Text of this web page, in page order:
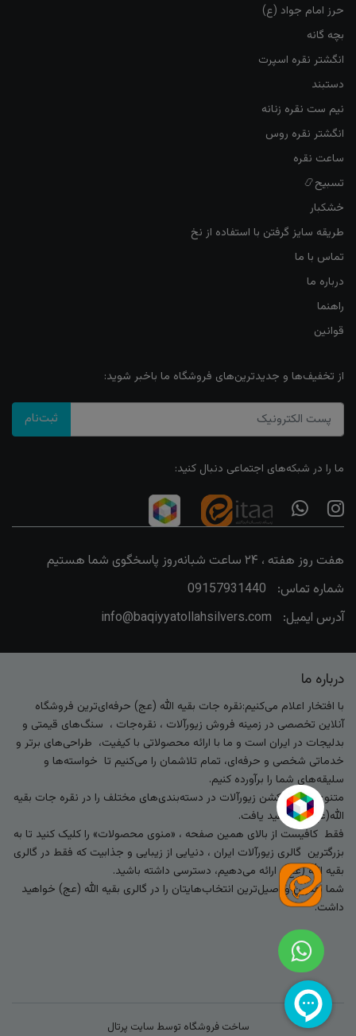
حرز امام جواد (ع)
بچه گانه
انگشتر نقره اسپرت
دستبند
نیم ست نقره زنانه
انگشتر نقره روس
ساعت نقره
تسبیح📿
خشکبار
طریقه سایز گرفتن با استفاده از نخ
تماس با ما
درباره ما
راهنما
قوانین
از تخفیف‌ها و جدیدترین‌های فروشگاه ما باخبر شوید:
ثبت‌نام
ما را در شبکه‌های اجتماعی دنبال کنید:
هفت روز هفته ، ۲۴ ساعت شبانه‌روز پاسخگوی شما هستیم
شماره تماس:
09157931440
آدرس ایمیل:
info@baqiyyatollahsilvers.com
درباره ما
با افتخار اعلام می‌کنیم:نقره جات بقیه الله (عج) حرفه‌ای‌ترین فروشگاه
آنلاین تخصصی در زمینه فروش زیورآلات ، نقره‌جات ، سنگ‌های قیمتی و
بدلیجات در ایران است و ما با ارائه محصولاتی با کیفیت، طراحی‌های برتر و
خدماتی شخصی و حرفه‌ای، تمام تلاشمان را می‌کنیم تا خواسته‌ها و
سلیقه‌های شما را برآورده کنیم.
متنوع‌ترین کالکشن زیورآلات در دسته‌بندی‌های مختلف را در نقره جات بقیه
الله(عج) خواهید یافت.
فقط کافیست از بالای همین صفحه ، «منوی محصولات» را کلیک کنید تا به
بزرگترین گالری زیورآلات ایران ، دنیایی از زیبایی و جذابیت که فقط در گالری
بقیه الله (عج) ارائه می‌دهیم، دسترسی داشته باشید.
شما بهترین و اصیل‌ترین انتخاب‌هایتان را در گالری بقیه الله (عج) خواهید
داشت.
ساخت فروشگاه توسط سایت پرتال